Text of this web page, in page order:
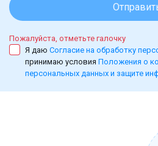
Пожалуйста, отметьте галочку
Я даю Согласие на обработку
принимаю условия Положения о
персональных данных и защите